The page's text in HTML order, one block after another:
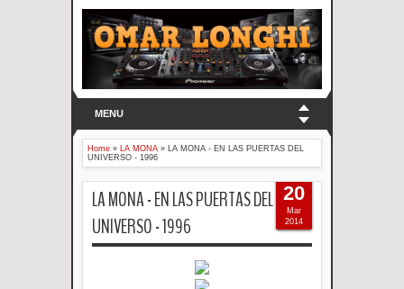
MENU
Home » LA MONA »
LA MONA - EN LAS PUERTAS DEL
UNIVERSO - 1996
LA MONA - EN LAS PUERTAS DEL
UNIVERSO - 1996
20
Mar
2014